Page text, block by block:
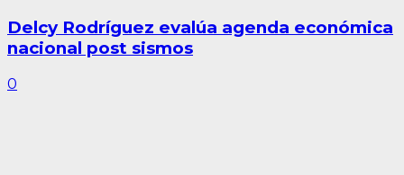
Delcy Rodríguez evalúa agenda económica
nacional post sismos
0